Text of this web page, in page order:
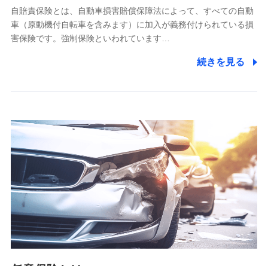
業務の委託
当社は利用目的の達成に必要な範囲内において個人情報の取
【共同して利用される利用データの項目】
当社又は株式会社NTTドコモがサービス提供等を通じて取得
した、以下の情報などの個人データ
基本情報
氏名、電話番号、メールアドレス、お客さまの識別子、
属性、連絡先、dポイントサービスのご利用に関する情
報。例として、dポイントカード番号、性別、年齢、家族
構成、住所、dポイント残高、dポイント利用履歴などが
含まれます。
自賠責保険とは、自動車損害賠償保障法によって、すべての自動
車（原動機付自転車を含みます）に加入が義務付けられている損
害保険です。強制保険といわれています…
続きを見る